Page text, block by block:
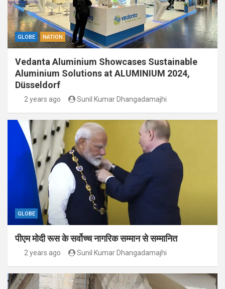
GLOBE NATION
Vedanta Aluminium Showcases Sustainable
Aluminium Solutions at ALUMINIUM 2024,
Düsseldorf
2 years ago Sunil Kumar Dhangadamajhi
GLOBE
पीएम मोदी रूस के सर्वोच्च नागरिक सम्मान से सम्मानित
2 years ago Sunil Kumar Dhangadamajhi